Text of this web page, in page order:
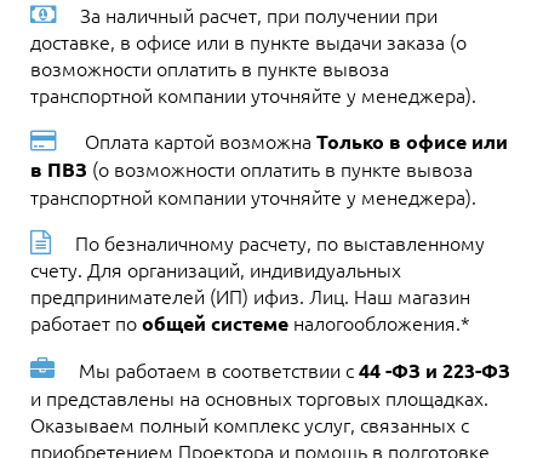
За наличный расчет, при получении при
доставке, в офисе или в пункте выдачи заказа (о
возможности оплатить в пункте вывоза
транспортной компании уточняйте у менеджера).
Оплата картой возможна Только в офисе или
в ПВЗ (о возможности оплатить в пункте вывоза
транспортной компании уточняйте у менеджера).
По безналичному расчету, по выставленному
счету. Для организаций, индивидуальных
предпринимателей (ИП) ифиз. Лиц. Наш магазин
работает пообщей системе налогообложения.*
Мы работаем в соответствии с44 -ФЗ и 223-ФЗ
и представлены на основных торговых площадках.
Оказываем полный комплекс услуг, связанных с
приобретением Проектора и помощь в подготовке